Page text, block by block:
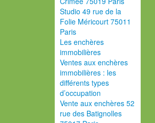
Studio 49 rue de la
Folie Méricourt 75011
Paris
Les enchères
immobilières
Ventes aux enchères
immobilières : les
différents types
d’occupation
Vente aux enchères 52
rue des Batignolles